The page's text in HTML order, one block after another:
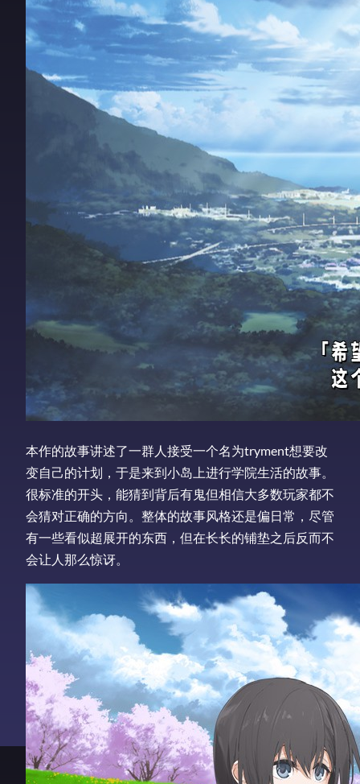
本作的故事讲述了一群人接受一个名为tryment想要改
变自己的计划，于是来到小岛上进行学院生活的故事。
很标准的开头，能猜到背后有鬼但相信大多数玩家都不
会猜对正确的方向。整体的故事风格还是偏日常，尽管
有一些看似超展开的东西，但在长长的铺垫之后反而不
会让人那么惊讶。